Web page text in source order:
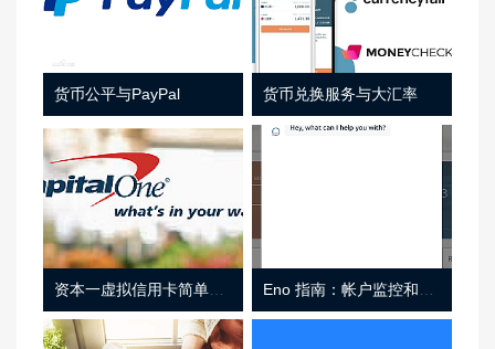
货币公平与PayPal 货币兑换服务与大汇率
资本一虚拟信用卡简单介绍